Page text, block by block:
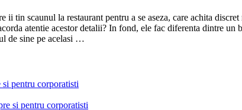
tin scaunul la restaurant pentru a se aseza, care achita
atentie acestor detalii? In fond, ele fac diferenta dintre
de sine pe acelasi …
si pentru corporatisti